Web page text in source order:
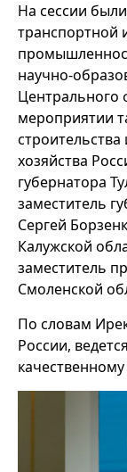
На сессии
транспортной
научно-
Центрального
мероприятии
хозяйства
губернатора
заместитель
Сергей
Калужской
заместитель
Смоленской
По словам
России,